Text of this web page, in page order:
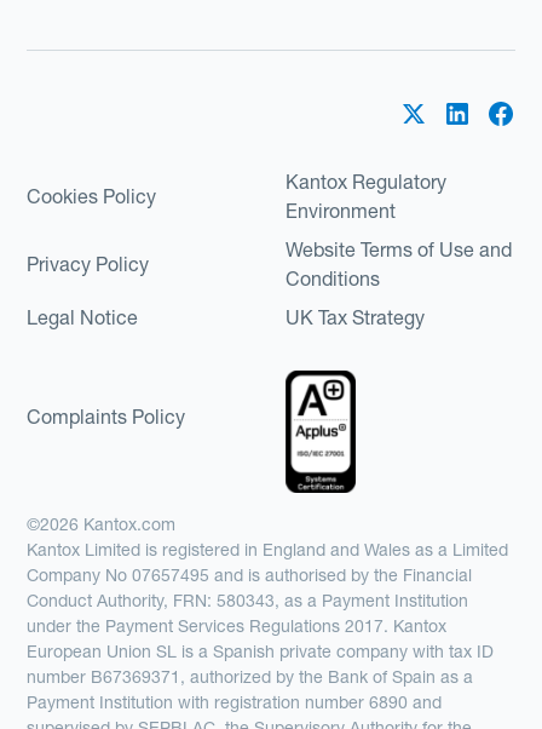
Cookies Policy
Kantox Regulatory
Environment
Privacy Policy
Website Terms of Use and
Conditions
Legal Notice
UK Tax Strategy
Complaints Policy
©2026 Kantox.com
Kantox Limited is registered in England and Wales as a Limited
Company No 07657495 and is authorised by the Financial
Conduct Authority, FRN: 580343, as a Payment Institution
under the Payment Services Regulations 2017. Kantox
European Union SL is a Spanish private company with tax ID
number B67369371, authorized by the Bank of Spain as a
Payment Institution with registration number 6890 and